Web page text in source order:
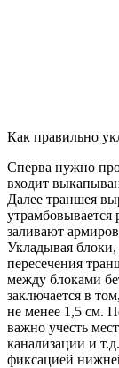
Как правильно
Сперва нужно
входит
Далее траншея
утрамбовывается
заливают
Укладывая блоки,
пересечения
между блоками
заключается в
не менее 1,5 см.
важно учесть
канализации и
фиксацией